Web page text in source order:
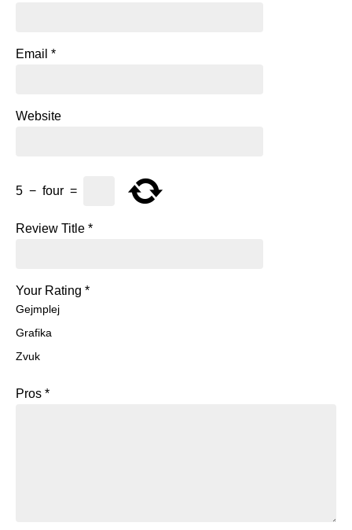
Email *
Website
5 − four =
Review Title *
Your Rating *
Gejmplej
Grafika
Zvuk
Pros *